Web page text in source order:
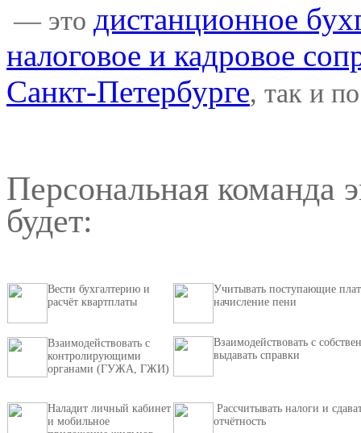
— это дистанционное
налоговое и кадровое
Санкт-Петербурге, так и
Персональная команда
будет:
Вести бухгалтерию и
расчёт квартплаты
Учитывать поступающие
начисление пени
Взаимодействовать с
контролирующими
органами (ГУЖА, ГЖИ)
Взаимодействовать с
выдавать справки
Наладит личный кабинет
и мобильное
Рассчитывать налоги и
отчётность